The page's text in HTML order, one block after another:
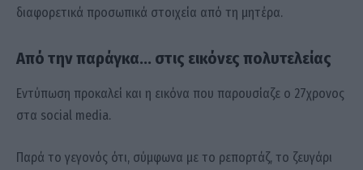
διαφορετικά προσωπικά στοιχεία από τη μητέρα.
Από την παράγκα… στις εικόνες πολυτελείας
Εντύπωση προκαλεί και η εικόνα που παρουσίαζε ο 27χρονος
στα social media.
Παρά το γεγονός ότι, σύμφωνα με το ρεπορτάζ, το ζευγάρι